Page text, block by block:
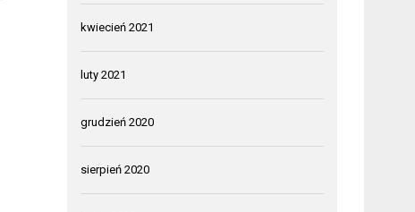
kwiecień 2021
luty 2021
grudzień 2020
sierpień 2020